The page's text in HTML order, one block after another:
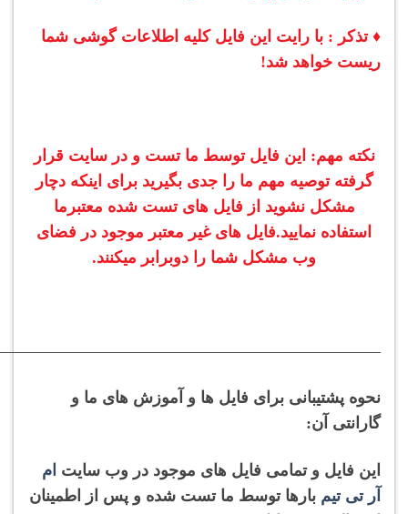
♦ تذکر : با رایت این فایل کلیه اطلاعات گوشی شما
ریست خواهد شد!
نکته مهم: این فایل توسط ما تست و در سایت قرار
گرفته توصیه مهم ما را جدی بگیرید برای اینکه دچار
مشکل نشوید از فایل های تست شده معتبرما
استفاده نمایید.فایل های غیر معتبر موجود در فضای
وب مشکل شما را دوبرابر میکنند.
نحوه پشتیبانی برای فایل ها و آموزش های ما و
گارانتی آن:
این فایل و تمامی فایل های موجود در وب سایت ام
آر تی تیم بارها توسط ما تست شده و پس از اطمینان